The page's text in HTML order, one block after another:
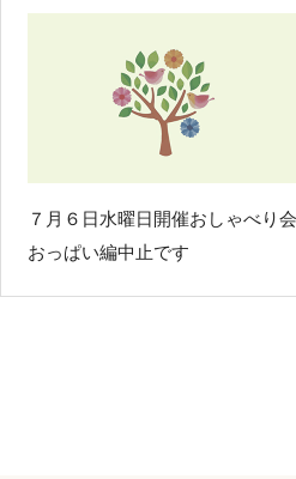
７月６日水曜日開催おしゃべり会
おっぱい編中止です